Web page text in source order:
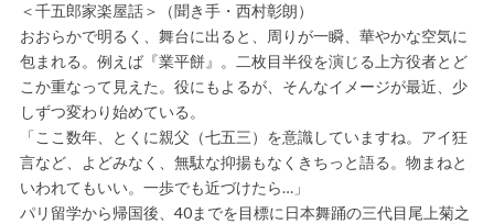
＜千五郎家楽屋話＞（聞き手・西村彰朗）
おおらかで明るく、舞台に出ると、周りが一瞬、華やかな空気に
包まれる。例えば『業平餅』。二枚目半役を演じる上方役者とど
こか重なって見えた。役にもよるが、そんなイメージが最近、少
しずつ変わり始めている。
「ここ数年、とくに親父（七五三）を意識していますね。アイ狂
言など、よどみなく、無駄な抑揚もなくきちっと語る。物まねと
いわれてもいい。一歩でも近づけたら…」
パリ留学から帰国後、40までを目標に日本舞踊の三代目尾上菊之